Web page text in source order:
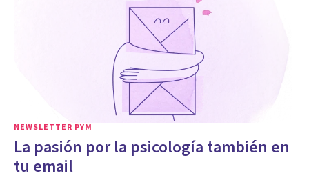
NEWSLETTER PYM
La pasión por la psicología también en
tu email